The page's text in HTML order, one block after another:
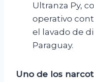
Ultranza Py,
operativo
el lavado de
Paraguay.
Uno de los